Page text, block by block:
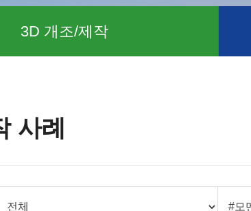
3D 개조/제작
사례